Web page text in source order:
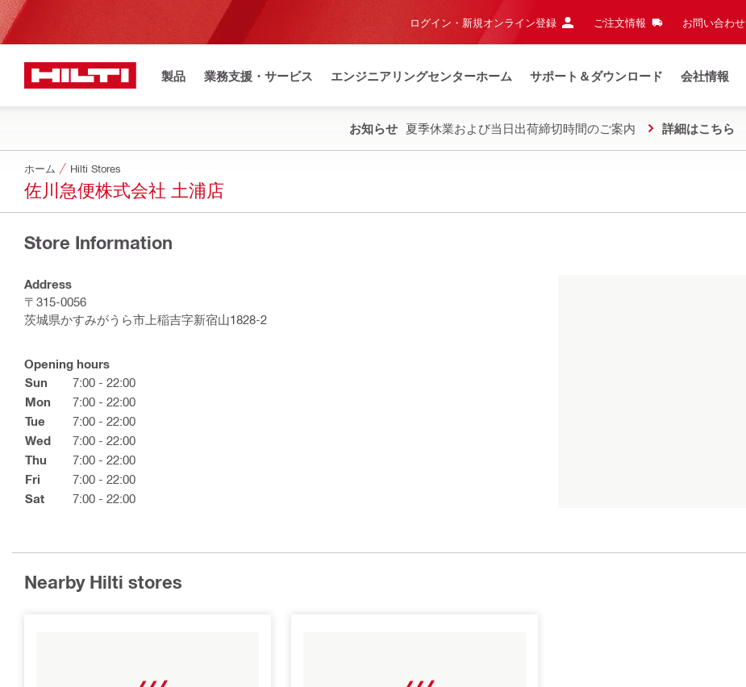
ログイン・新規オンライン登録 ご注文情報 お問い合わせ‎
製品 業務支援・サービス エンジニアリングセンターホーム サポート＆ダウンロード 会社情報
お知らせ 夏季休業および当日出荷締切時間のご案内 詳細はこちら
ホーム Hilti Stores
佐川急便株式会社 土浦店
Store Information
Address
〒315-0056
茨城県かすみがうら市上稲吉字新宿山1828-2
Opening hours
Sun
7:00 - 22:00
Mon
7:00 - 22:00
Tue
7:00 - 22:00
Wed
7:00 - 22:00
Thu
7:00 - 22:00
Fri
7:00 - 22:00
Sat
7:00 - 22:00
Nearby Hilti stores